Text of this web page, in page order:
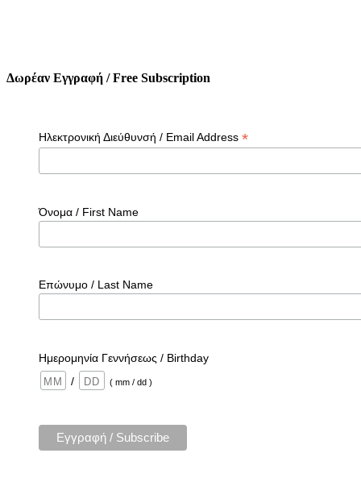
Δωρέαν Εγγραφή / Free Subscription
Ηλεκτρονική Διεύθυνσή / Email Address *
Όνομα / First Name
Επώνυμο / Last Name
Ημερομηνία Γεννήσεως / Birthday
/
( mm / dd )